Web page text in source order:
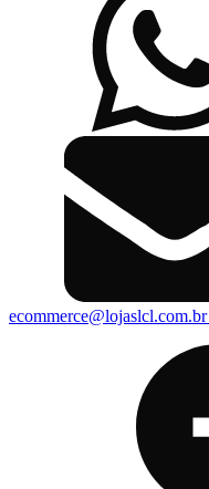
ecommerce@lojaslcl.com.br